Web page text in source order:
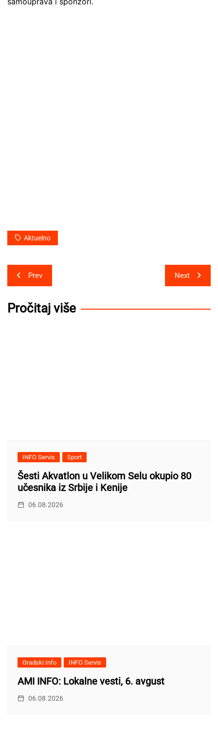
Aktuelno
Post
navigation
Prev Next
Pročitaj više
INFO Servis Sport
Šesti Akvatlon u Velikom Selu okupio 80
učesnika iz Srbije i Kenije
06.08.2026
Gradski Info INFO Servis
AMI INFO: Lokalne vesti, 6. avgust
06.08.2026